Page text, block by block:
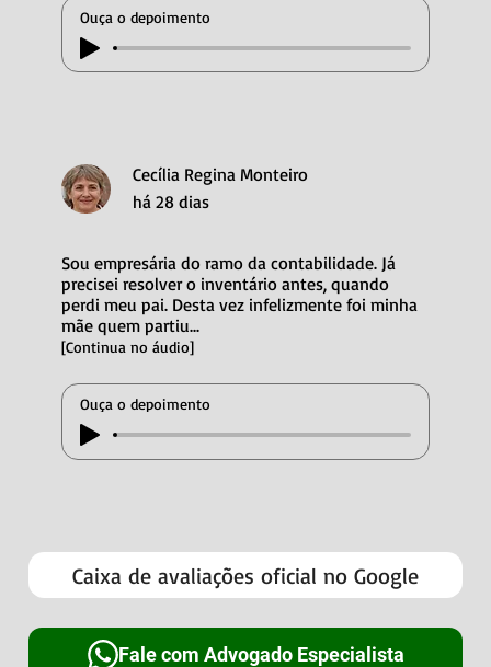
Ouça o depoimento
Cecília Regina Monteiro
há 28 dias
Sou empresária do ramo da contabilidade. Já
precisei resolver o inventário antes, quando
perdi meu pai. Desta vez infelizmente foi minha
mãe quem partiu...
[Continua no áudio]
Ouça o depoimento
Caixa de avaliações oficial no Google
Fale com Advogado Especialista